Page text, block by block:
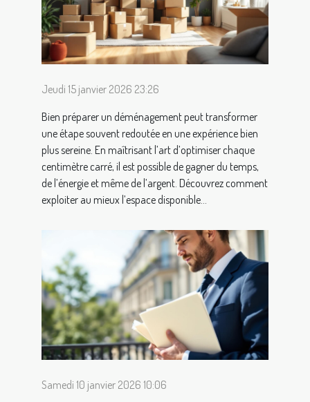
Jeudi 15 janvier 2026 23:26
Bien préparer un déménagement peut transformer
une étape souvent redoutée en une expérience bien
plus sereine. En maîtrisant l’art d’optimiser chaque
centimètre carré, il est possible de gagner du temps,
de l’énergie et même de l’argent. Découvrez comment
exploiter au mieux l’espace disponible...
Samedi 10 janvier 2026 10:06